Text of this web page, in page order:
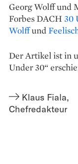
Georg Wolff und
Forbes DACH 30
Wolffund
Der Artikel ist in
Under 30“
Klaus Fiala,
Chefredakteur